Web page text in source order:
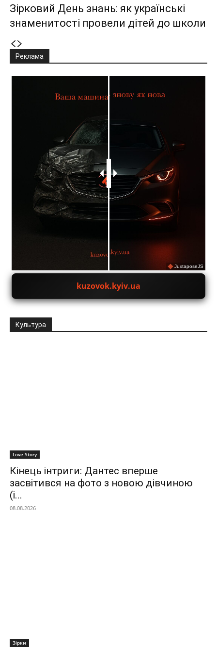
Зірковий День знань: як українські
знаменитості провели дітей до школи
Реклама
JuxtaposeJS
kuzovok.kyiv.ua
Культура
Love Story
Кінець інтриги: Дантес вперше
засвітився на фото з новою дівчиною
(і...
08.08.2026
Зірки